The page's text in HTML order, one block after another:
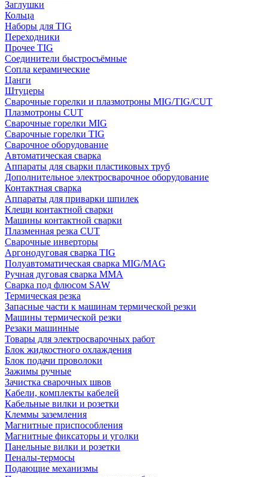
Заглушки
Кольца
Наборы для TIG
Переходники
Прочее TIG
Соединители быстросъёмные
Сопла керамические
Цанги
Штуцеры
Сварочные горелки и плазмотроны MIG/TIG/CUT
Плазмотроны CUT
Сварочные горелки MIG
Сварочные горелки TIG
Сварочное оборудование
Автоматическая сварка
Аппараты для сварки пластиковых труб
Дополнительное электросварочное оборудование
Контактная сварка
Аппараты для приварки шпилек
Клещи контактной сварки
Машины контактной сварки
Плазменная резка CUT
Сварочные инверторы
Аргонодуговая сварка TIG
Полуавтоматическая сварка MIG/MAG
Ручная дуговая сварка MMA
Сварка под флюсом SAW
Термическая резка
Запасные части к машинам термической резки
Машины термической резки
Резаки машинные
Товары для электросварочных работ
Блок жидкостного охлаждения
Блок подачи проволоки
Зажимы ручные
Зачистка сварочных швов
Кабели, комплекты кабелей
Кабельные вилки и розетки
Клеммы заземления
Магнитные приспособления
Магнитные фиксаторы и уголки
Панельные вилки и розетки
Пеналы-термосы
Подающие механизмы